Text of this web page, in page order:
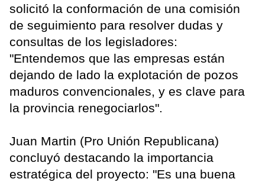
solicitó la conformación de una comisión
de seguimiento para resolver dudas y
consultas de los legisladores:
"Entendemos que las empresas están
dejando de lado la explotación de pozos
maduros convencionales, y es clave para
la provincia renegociarlos".
Juan Martin (Pro Unión Republicana)
concluyó destacando la importancia
estratégica del proyecto: "Es una buena